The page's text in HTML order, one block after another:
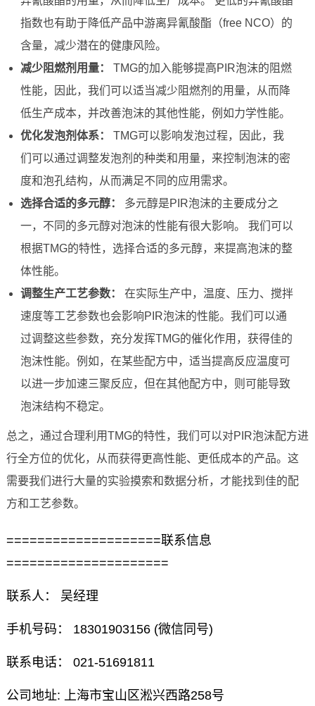
指数也有助于降低产品中游离异氰酸酯（free NCO）的
含量，减少潜在的健康风险。
减少阻燃剂用量：
TMG的加入能够提高PIR泡沫的阻燃
性能，因此，我们可以适当减少阻燃剂的用量，从而降
低生产成本，并改善泡沫的其他性能，例如力学性能。
优化发泡剂体系：
TMG可以影响发泡过程，因此，我
们可以通过调整发泡剂的种类和用量，来控制泡沫的密
度和泡孔结构，从而满足不同的应用需求。
选择合适的多元醇：
多元醇是PIR泡沫的主要成分之
一，不同的多元醇对泡沫的性能有很大影响。 我们可以
根据TMG的特性，选择合适的多元醇，来提高泡沫的整
体性能。
调整生产工艺参数：
在实际生产中，温度、压力、搅拌
速度等工艺参数也会影响PIR泡沫的性能。我们可以通
过调整这些参数，充分发挥TMG的催化作用，获得佳的
泡沫性能。例如，在某些配方中，适当提高反应温度可
以进一步加速三聚反应，但在其他配方中，则可能导致
泡沫结构不稳定。
总之，通过合理利用TMG的特性，我们可以对PIR泡沫配方进
行全方位的优化，从而获得更高性能、更低成本的产品。这
需要我们进行大量的实验摸索和数据分析，才能找到佳的配
方和工艺参数。
====================联系信息
=====================
联系人： 吴经理
手机号码： 18301903156 (微信同号)
联系电话： 021-51691811
公司地址: 上海市宝山区淞兴西路258号